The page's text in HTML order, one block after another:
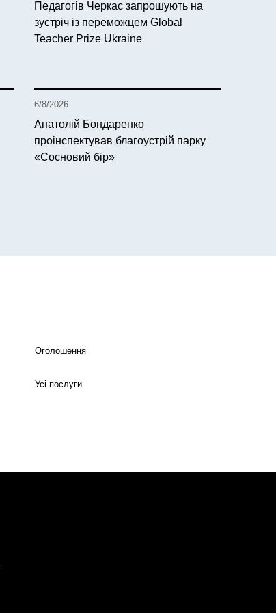
Педагогів Черкас запрошують на
зустріч із переможцем Global
Teacher Prize Ukraine
6/8/2026
Анатолій Бондаренко
проінспектував благоустрій парку
«Сосновий бір»
Оголошення
Усі послуги